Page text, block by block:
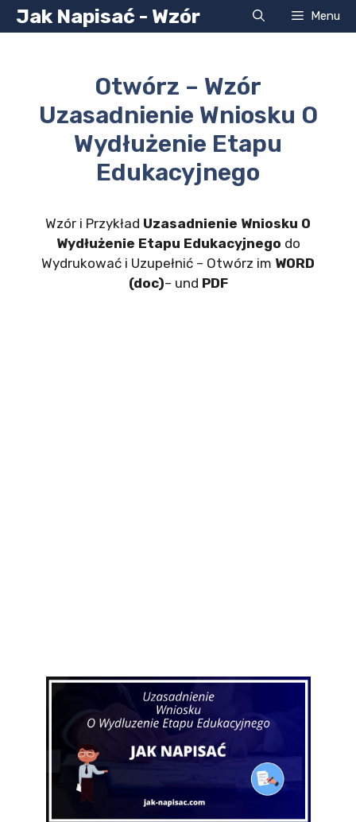
Przejdź
do
Jak Napisać - Wzór Menu
Otwórz – Wzór
Uzasadnienie Wniosku O
Wydłużenie Etapu
Edukacyjnego
Wzór i Przykład Uzasadnienie Wniosku O
Wydłużenie Etapu Edukacyjnego do
Wydrukować i Uzupełnić – Otwórz im WORD
(doc)– und PDF